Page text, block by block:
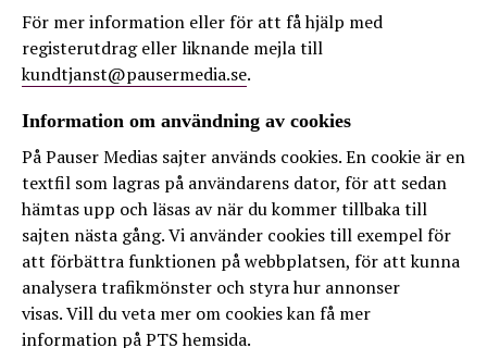
För mer information eller för att få hjälp med
registerutdrag eller liknande mejla till
kundtjanst@pausermedia.se.
Information om användning av cookies
På Pauser Medias sajter används cookies. En cookie är en
textfil som lagras på användarens dator, för att sedan
hämtas upp och läsas av när du kommer tillbaka till
sajten nästa gång. Vi använder cookies till exempel för
att förbättra funktionen på webbplatsen, för att kunna
analysera trafikmönster och styra hur annonser
visas. Vill du veta mer om cookies kan få mer
information påPTS hemsida.